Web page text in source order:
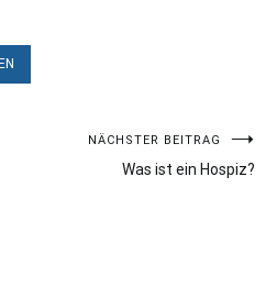
NÄCHSTER BEITRAG
Was ist ein Hospiz?